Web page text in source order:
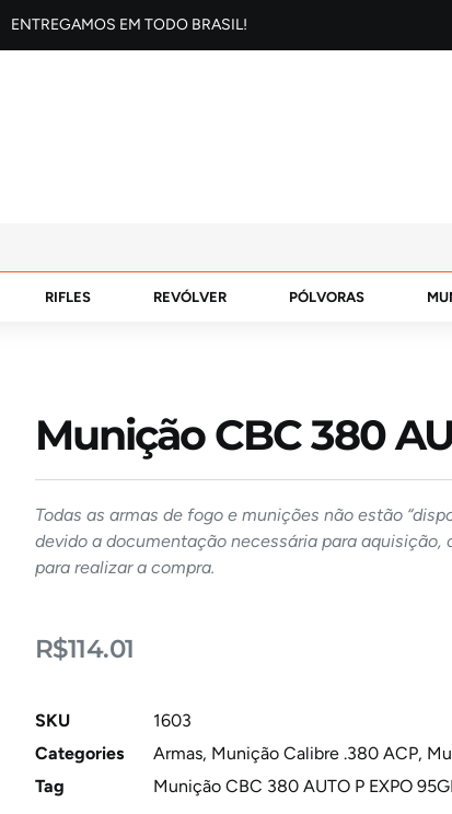
ENTREGAMOS EM TODO BRASIL!
RIFLES REVÓLVER PÓLVORAS
Munição CBC 380
Todas as armas de fogo e munições não estão
devido a documentação necessária para
para realizar a compra.
R$114.01
SKU
1603
Categories
Armas, Munição Calibre .380 ACP,
Tag
Munição CBC 380 AUTO P EXPO